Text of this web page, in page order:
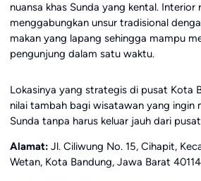
nuansa khas Sunda yang kental. Interior
menggabungkan unsur tradisional
makan yang lapang sehingga mampu
pengunjung dalam satu waktu.
Lokasinya yang strategis di pusat Kota
nilai tambah bagi wisatawan yang ingin
Sunda tanpa harus keluar jauh dari
Alamat:Jl. Ciliwung No. 15, Cihapit,
Wetan, Kota Bandung, Jawa Barat 40114